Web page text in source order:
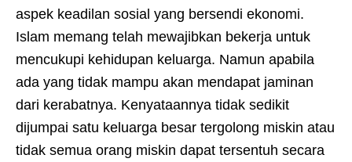
aspek keadilan sosial yang bersendi ekonomi.
Islam memang telah mewajibkan bekerja untuk
mencukupi kehidupan keluarga. Namun apabila
ada yang tidak mampu akan mendapat jaminan
dari kerabatnya. Kenyataannya tidak sedikit
dijumpai satu keluarga besar tergolong miskin atau
tidak semua orang miskin dapat tersentuh secara